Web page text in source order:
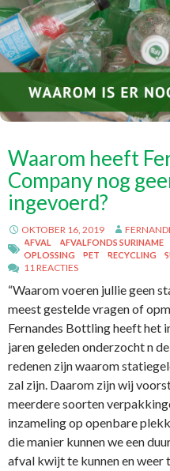
Waarom heeft
Company nog
ingevoerd?
OKTOBER 16, 2019
AFVAL AFVALFONDS SURINAME
OPLOSSING
PET RECYCLING
11 REACTIES
“Waarom voeren jullie geen
meest gestelde vragen of
Fernandes Bottling heeft het
jaren geleden onderzocht n
redenen zijn waarom
zal zijn. Daarom zijn wij
meerdere soorten
inzameling op openbare
die manier kunnen we een
afval kwijt te kunnen en weer